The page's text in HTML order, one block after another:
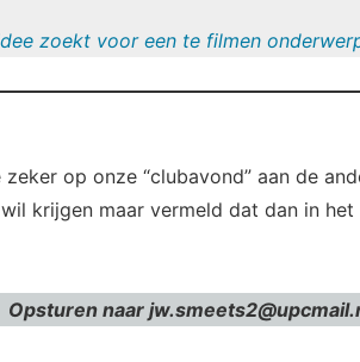
zoekt voor een te filmen
op onze “clubavond” aan de
krijgen maar vermeld dat dan in
Opsturen naar